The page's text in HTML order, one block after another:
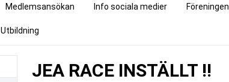
Medlemsansökan Info sociala medier Föreningen
Utbildning
JEA RACE INSTÄLLT !!